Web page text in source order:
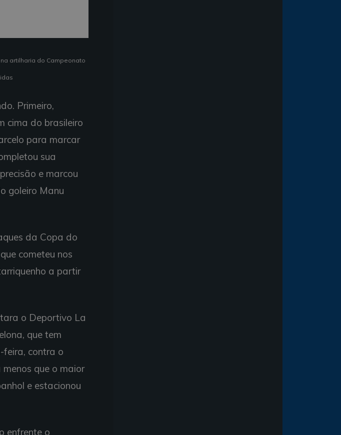
artilharia do Campeonato
Primeiro,
cima do brasileiro
para marcar
sua
e marcou
goleiro Manu
da Copa do
cometeu nos
a partir
o Deportivo La
que tem
feira, contra o
que o maior
e estacionou
enfrente o